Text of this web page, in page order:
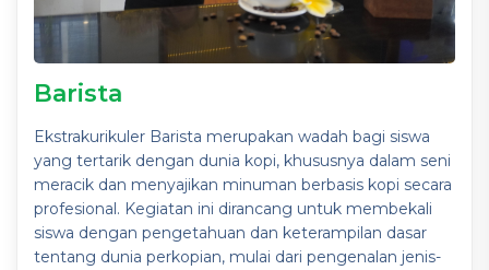
Barista
Ekstrakurikuler Barista merupakan wadah bagi siswa
yang tertarik dengan dunia kopi, khususnya dalam seni
meracik dan menyajikan minuman berbasis kopi secara
profesional. Kegiatan ini dirancang untuk membekali
siswa dengan pengetahuan dan keterampilan dasar
tentang dunia perkopian, mulai dari pengenalan jenis-